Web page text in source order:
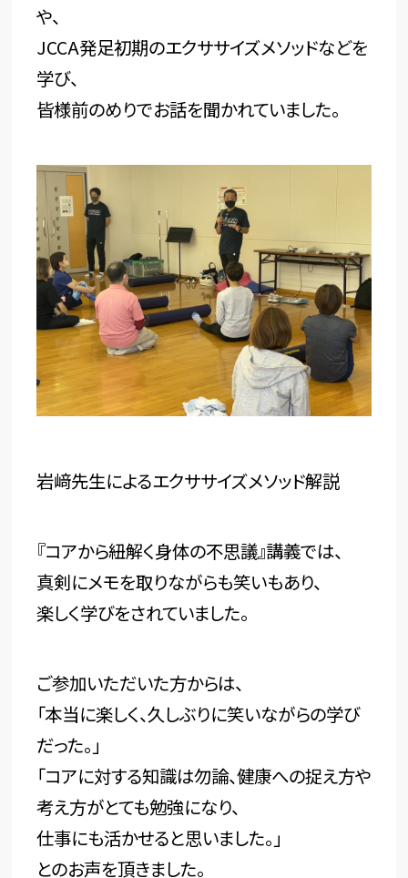
や、
JCCA発足初期のエクササイズメソッドなどを
学び、
皆様前のめりでお話を聞かれていました。
岩﨑先生によるエクササイズメソッド解説
『コアから紐解く身体の不思議』講義では、
真剣にメモを取りながらも笑いもあり、
楽しく学びをされていました。
ご参加いただいた方からは、
「本当に楽しく、久しぶりに笑いながらの学び
だった。」
「コアに対する知識は勿論、健康への捉え方や
考え方がとても勉強になり、
仕事にも活かせると思いました。」
とのお声を頂きました。